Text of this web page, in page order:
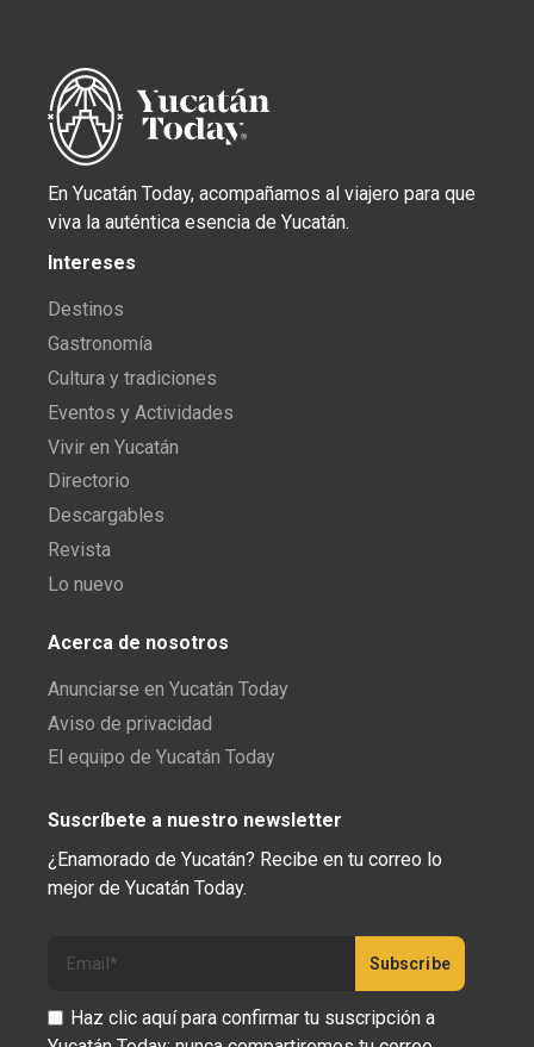
En Yucatán Today, acompañamos al viajero para que
viva la auténtica esencia de Yucatán.
Intereses
Destinos
Gastronomía
Cultura y tradiciones
Eventos y Actividades
Vivir en Yucatán
Directorio
Descargables
Revista
Lo nuevo
Acerca de nosotros
Anunciarse en Yucatán Today
Aviso de privacidad
El equipo de Yucatán Today
Suscríbete a nuestro newsletter
¿Enamorado de Yucatán? Recibe en tu correo lo
mejor de Yucatán Today.
Haz clic aquí para confirmar tu suscripción a